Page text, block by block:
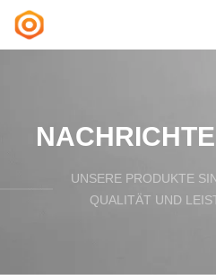
UNSERE PRODUKTE
QUALITÄT UND